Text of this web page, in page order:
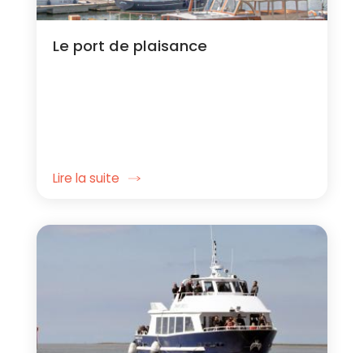
Le port de plaisance
Lire la suite